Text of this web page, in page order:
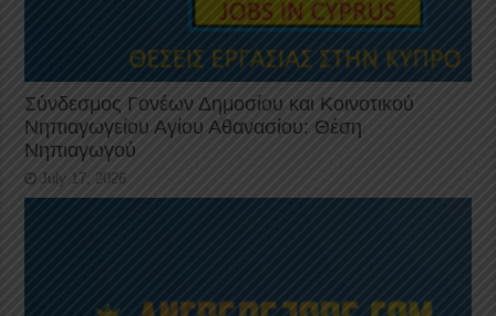
Σύνδεσμος Γονέων Δημοσίου και Κοινοτικού
Νηπιαγωγείου Αγίου Αθανασίου: Θέση
Νηπιαγωγού
July 17, 2026